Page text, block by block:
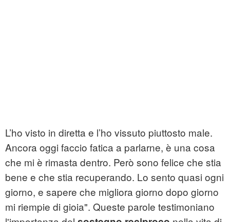
L’ho visto in diretta e l’ho vissuto piuttosto male.
Ancora oggi faccio fatica a parlarne, è una cosa
che mi è rimasta dentro. Però sono felice che stia
bene e che stia recuperando. Lo sento quasi ogni
giorno, e sapere che migliora giorno dopo giorno
mi riempie di gioia". Queste parole testimoniano